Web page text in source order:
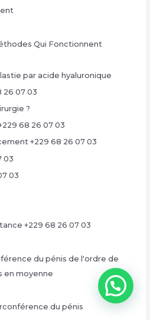
Qui Fonctionnent
par acide hyaluronique
26 07 03
?
68 26 07 03
+229 68 26 07 03
03
03
+229 68 26 07 03
du pénis de l'ordre de
en moyenne
du pénis